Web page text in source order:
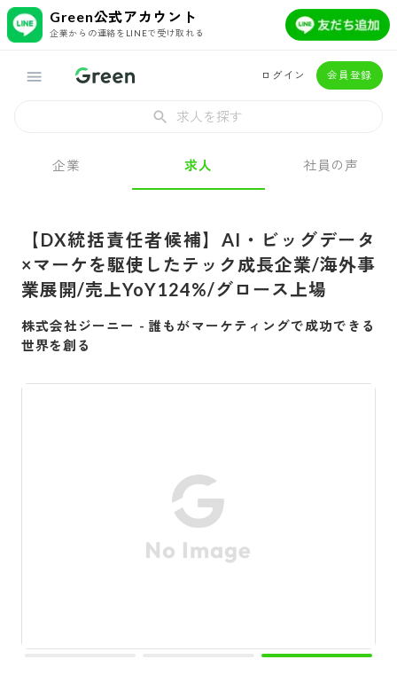
Green公式アカウント
企業からの連絡をLINEで受け取れる
ログイン 会員登録
求人を探す
企業 求人 社員の声
【DX統括責任者候補】AI・ビッグデータ
×マーケを駆使したテック成長企業/海外事
業展開/売上YoY124%/グロース上場
株式会社ジーニー - 誰もがマーケティングで成功できる
世界を創る